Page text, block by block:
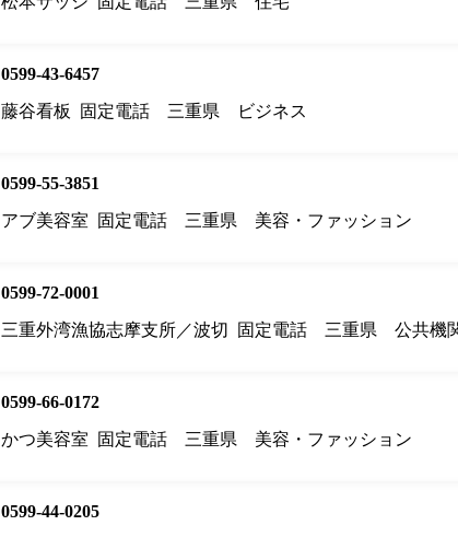
0599-43-6457
藤谷看板
固定電話 三重県 ビジネス
0599-55-3851
アブ美容室
固定電話 三重県 美容・ファッション
0599-72-0001
三重外湾漁協志摩支所／波切
固定電話 三重県 公共機
0599-66-0172
かつ美容室
固定電話 三重県 美容・ファッション
0599-44-0205